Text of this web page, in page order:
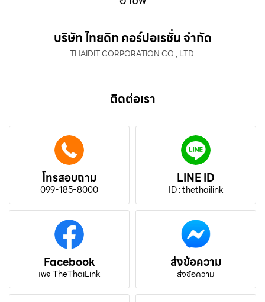
บริษัท ไทยดิท คอร์ปอเรชั่น จำกัด
THAIDIT CORPORATION CO., LTD.
ติดต่อเรา
โทรสอบถาม
099-185-8000
LINE ID
ID : thethailink
Facebook
เพจ TheThaiLink
ส่งข้อความ
ส่งข้อความ